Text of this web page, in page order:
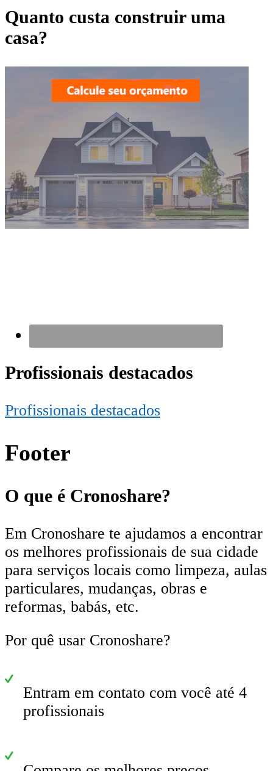
Quanto custa construir uma
casa?
Profissionais destacados
Profissionais destacados
Footer
O que é Cronoshare?
Em Cronoshare te ajudamos a encontrar
os melhores profissionais de sua cidade
para serviços locais como limpeza, aulas
particulares, mudanças, obras e
reformas, babás, etc.
Por quê usar Cronoshare?
Entram em contato com você até 4
profissionais